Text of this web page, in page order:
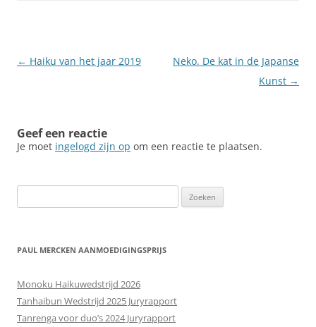
Berichtnavigatie
← Haiku van het jaar 2019
Neko. De kat in de Japanse
Kunst →
Geef een reactie
Je moet ingelogd zijn op om een reactie te plaatsen.
naar:
PAUL MERCKEN AANMOEDIGINGSPRIJS
Monoku Haikuwedstrijd 2026
Tanhaibun Wedstrijd 2025 Juryrapport
Tanrenga voor duo’s 2024 Juryrapport